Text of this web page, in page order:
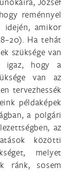
reménnyel
idején, amikor
Ha tehát
szüksége van
igaz, hogy a
van az
tervezhessék
példaképek
a polgári
az
közötti
melyet
ránk, sosem